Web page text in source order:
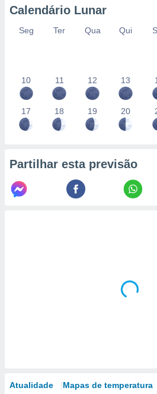
Calendário Lunar
Seg Ter Qua Qui
10 11 12 13
17 18 19 20
Partilhar esta previsão
Atualidade Mapas de temperatura